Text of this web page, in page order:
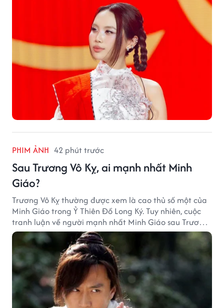
PHIM ẢNH 42 phút trước
Sau Trương Vô Kỵ, ai mạnh nhất Minh
Giáo?
Trương Vô Kỵ thường được xem là cao thủ số một của
Minh Giáo trong Ỷ Thiên Đồ Long Ký. Tuy nhiên, cuộc
tranh luận về người mạnh nhất Minh Giáo sau Trương
Vô Kỵ vẫn luôn khiến nhiều độc giả Kim Dung quan
tâm.